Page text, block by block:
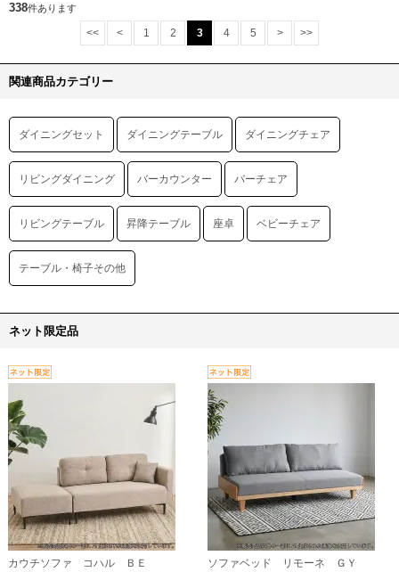
338件あります
<< < 1 2 3 4 5 > >>
関連商品カテゴリー
ダイニングセット ダイニングテーブル ダイニングチェア
リビングダイニング バーカウンター バーチェア
リビングテーブル 昇降テーブル 座卓 ベビーチェア
テーブル・椅子その他
ネット限定品
カウチソファ コハル ＢＥ ソファベッド リモーネ ＧＹ